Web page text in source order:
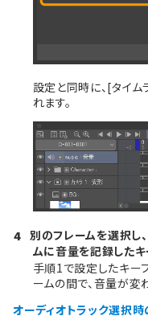
設定と同時に、[タイ
れます。
4 別のフレームを選択し
ムに音量を記録したキ
手順1で設定したキー
ームの間で、音量が変
オーディオトラック選択